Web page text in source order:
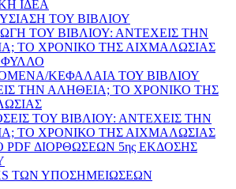
ΙΔΕΑ
ΤΟΥ ΒΙΒΛΙΟΥ
ΤΟΥ ΒΙΒΛΙΟΥ: ΑΝΤΕΧΕΙΣ ΤΗΝ
ΤΟ ΧΡΟΝΙΚΟ ΤΗΣ ΑΙΧΜΑΛΩΣΙΑΣ
ΚΕΦΑΛΑΙΑ ΤΟΥ ΒΙΒΛΙΟΥ
ΤΗΝ ΑΛΗΘΕΙΑ; ΤΟ ΧΡΟΝΙΚΟ ΤΗΣ
ΤΟΥ ΒΙΒΛΙΟΥ: ΑΝΤΕΧΕΙΣ ΤΗΝ
ΤΟ ΧΡΟΝΙΚΟ ΤΗΣ ΑΙΧΜΑΛΩΣΙΑΣ
ΔΙΟΡΘΩΣΕΩΝ 5ης ΕΚΔΟΣΗΣ
ΤΩΝ ΥΠΟΣΗΜΕΙΩΣΕΩΝ